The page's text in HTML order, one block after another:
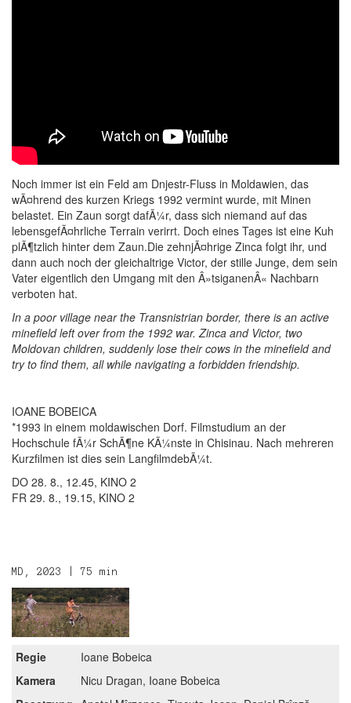
Noch immer ist ein Feld am Dnjestr-Fluss in Moldawien, das
wÃ¤hrend des kurzen Kriegs 1992 vermint wurde, mit Minen
belastet. Ein Zaun sorgt dafÃ¼r, dass sich niemand auf das
lebensgefÃ¤hrliche Terrain verirrt. Doch eines Tages ist eine Kuh
plÃ¶tzlich hinter dem Zaun.Die zehnjÃ¤hrige Zinca folgt ihr, und
dann auch noch der gleichaltrige Victor, der stille Junge, dem sein
Vater eigentlich den Umgang mit den Â»tsiganenÂ« Nachbarn
verboten hat.
In a poor village near the Transnistrian border, there is an active
minefield left over from the 1992 war. Zinca and Victor, two
Moldovan children, suddenly lose their cows in the minefield and
try to find them, all while navigating a forbidden friendship.
IOANE BOBEICA
*1993 in einem moldawischen Dorf. Filmstudium an der
Hochschule fÃ¼r SchÃ¶ne KÃ¼nste in Chisinau. Nach mehreren
Kurzfilmen ist dies sein LangfilmdebÃ¼t.
DO 28. 8., 12.45, KINO 2
FR 29. 8., 19.15, KINO 2
MD, 2023 | 75 min
Regie
Ioane Bobeica
Kamera
Nicu Dragan, Ioane Bobeica